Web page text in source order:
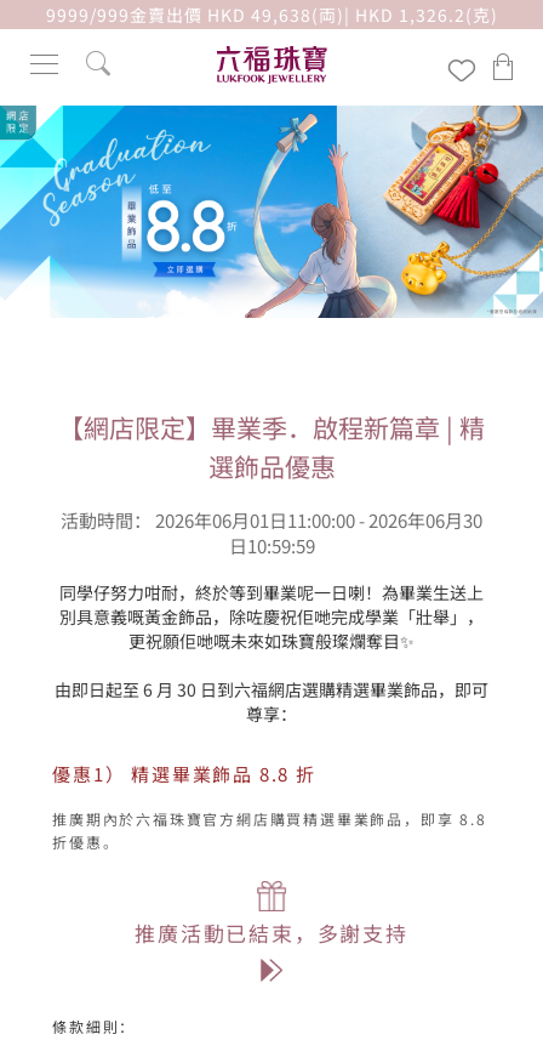
9999/999金賣出價 HKD 49,638(両)| HKD 1,326.2(克)
【網店限定】畢業季．啟程新篇章 | 精
選飾品優惠
活動時間： 2026年06月01日11:00:00 - 2026年06月30
日10:59:59
同學仔努力咁耐，終於等到畢業呢一日喇！為畢業生送上
別具意義嘅黃金飾品，除咗慶祝佢哋完成學業「壯舉」，
更祝願佢哋嘅未來如珠寶般璨爛奪目✨
由即日起至 6 月 30 日到六福網店選購精選畢業飾品，即可
優惠1） 精選畢業飾品 8.8 折
推廣期內於六福珠寶官方網店購買精選畢業飾品，即享 8.8
折優惠。
推廣活動已結束，多謝支持
條款細則：